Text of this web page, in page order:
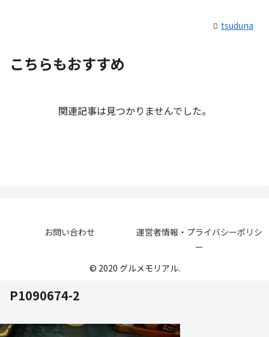
tsuduna
こちらもおすすめ
関連記事は見つかりませんでした。
お問い合わせ
運営者情報・プライバシーポリシ
ー
© 2020 グルメモリアル.
P1090674-2